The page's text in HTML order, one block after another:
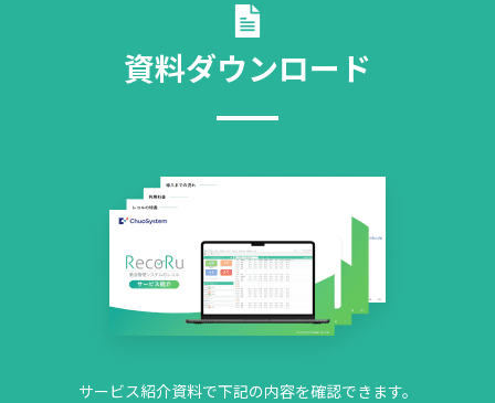
資料ダウンロード
サービス紹介資料で下記の内容を確認できます。